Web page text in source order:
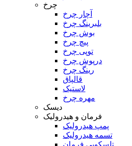
چرخ
آچار چرخ
بلبرینگ چرخ
بوش چرخ
پیچ چرخ
توپی چرخ
درپوش چرخ
رینگ چرخ
قالپاق
لاستیک
مهره چرخ
دیسک
فرمان و هیدرولیک
پمپ هیدرولیک
تسمه هیدرولیک
تلسکوپی فرمان